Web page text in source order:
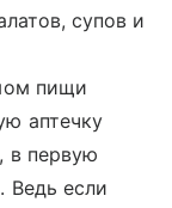
супов и
пищи
аптечку
в первую
Ведь если